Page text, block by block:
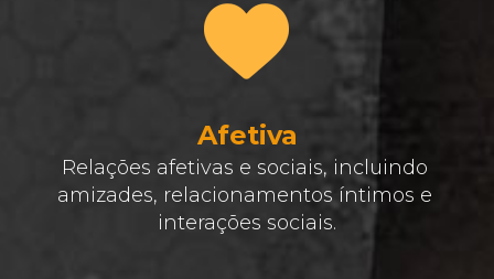
Relações afetivas e sociais, incluindo
amizades, relacionamentos íntimos e
interações sociais.
Afetiva